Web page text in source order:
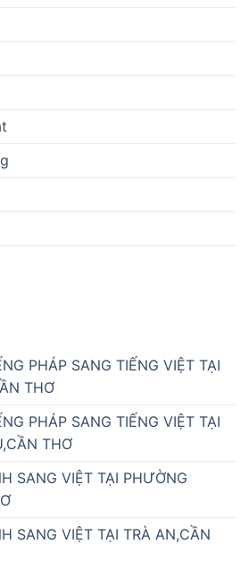
PHÁP SANG TIẾNG VIỆT TẠI
THƠ
PHÁP SANG TIẾNG VIỆT TẠI
THƠ
SANG VIỆT TẠI PHƯỜNG
SANG VIỆT TẠI TRÀ AN,CẦN